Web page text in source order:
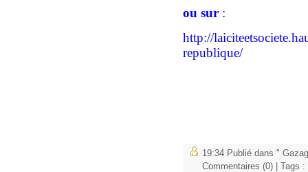
ou sur :
http://
republique/
19:34 Publié dans "
Commentaires (0) | Tags :